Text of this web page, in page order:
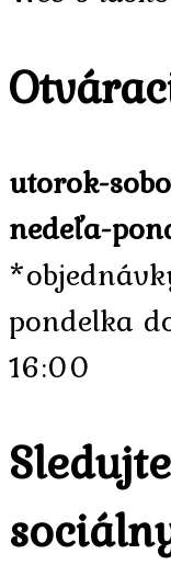
utorok-
nedeľa-
pondelka
16:00